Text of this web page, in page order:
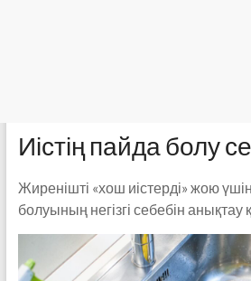
Иістің пайда болу
Жиренішті «хош иістерді» жою
болуының негізгі себебін анықтау